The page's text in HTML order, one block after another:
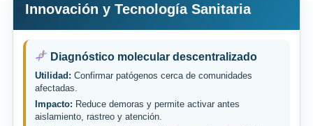
Innovación y Tecnología Sanitaria
Diagnóstico molecular descentralizado
Utilidad: Confirmar patógenos cerca de comunidades
afectadas.
Impacto: Reduce demoras y permite activar antes
aislamiento, rastreo y atención.